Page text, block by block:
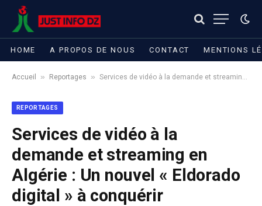
HOME A PROPOS DE NOUS CONTACT MENTIONS
Accueil » Reportages » Services de vidéo à la demande et streaming en Algérie : Un nouvel « Eldorado digital » à conquérir
REPORTAGES
Services de vidéo à la
demande et streaming en
Algérie : Un nouvel « Eldorado
digital » à conquérir